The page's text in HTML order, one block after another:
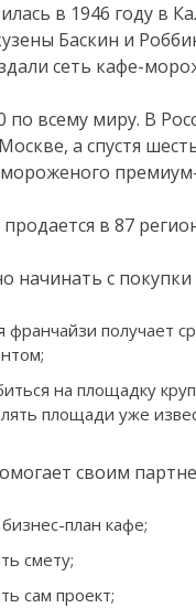
в 1946 году в
Баскин и
сеть кафе-
по всему миру. В
а спустя
премиум-
в 87
начинать с
франчайзи получает
на площадку
площади уже
своим
план кафе;
смету;
сам проект;